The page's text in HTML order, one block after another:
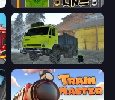
Parking Line
Taiga Car Driver